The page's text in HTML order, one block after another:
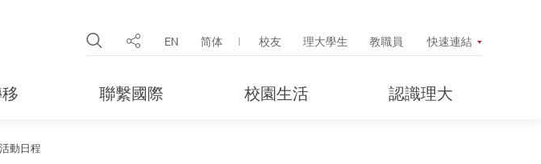
Open Site Search Popup
分享 EN 简体 校友 理大學生 教職員 快速連結
聯繫國際 校園生活 認識理大
活動日程